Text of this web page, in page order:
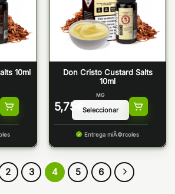
10ml
Don Cristo Custard Salts
10ml
5,75 €
MG
Entrega miÃ©rcoles
2 3 4 5 6